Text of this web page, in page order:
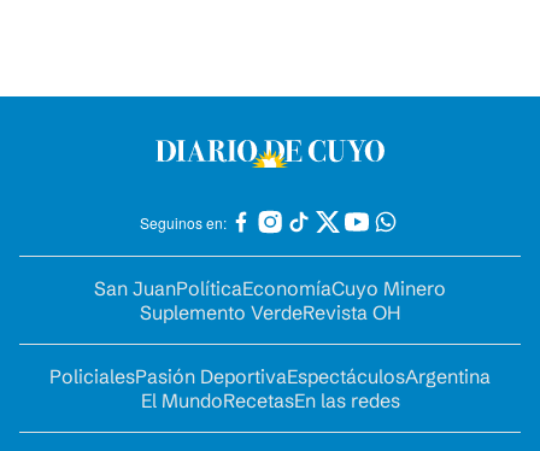
Seguinos en:
San JuanPolíticaEconomíaCuyo Minero
Suplemento VerdeRevista OH
PolicialesPasión DeportivaEspectáculosArgentina
El MundoRecetasEn las redes